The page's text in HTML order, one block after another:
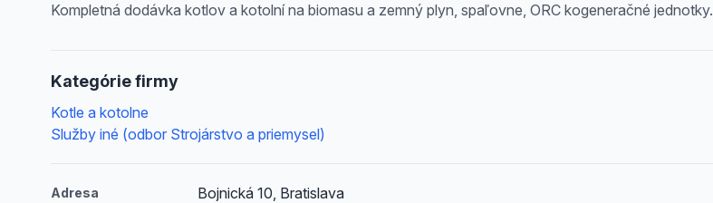
Kompletná dodávka kotlov a kotolní na biomasu a zemný plyn, spaľovne, ORC kogeneračné jednotky.
Kategórie firmy
Kotle a kotolne
Služby iné (odbor Strojárstvo a priemysel)
Adresa Bojnická 10, Bratislava